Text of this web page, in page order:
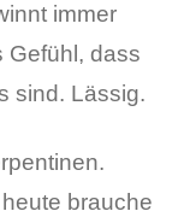
immer
Gefühl, dass
sind. Lässig.
brauche